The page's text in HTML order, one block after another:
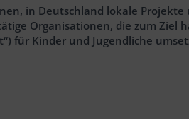
in Deutschland lokale
Organisationen, die zum Ziel
für Kinder und Jugendliche